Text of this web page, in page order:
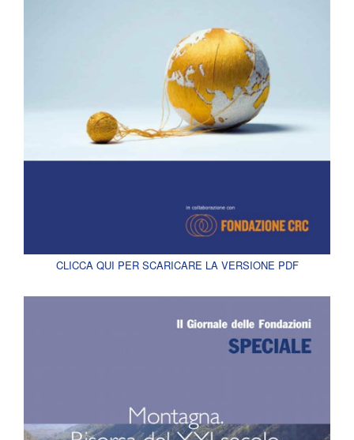
CLICCA QUI PER SCARICARE LA VERSIONE PDF